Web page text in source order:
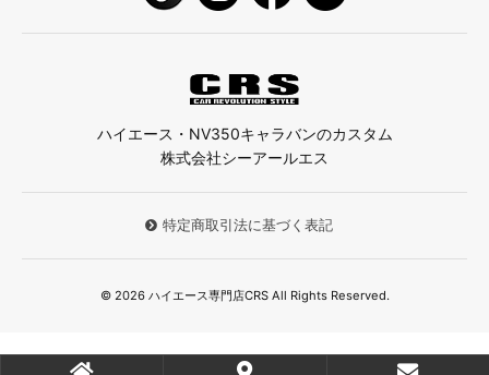
ハイエース・NV350キャラバンのカスタム
株式会社シーアールエス
特定商取引法に基づく表記
© 2026 ハイエース専門店CRS All Rights Reserved.